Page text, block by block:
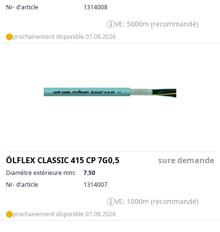
Nr- d'article
1314008
VE: 5000m (recommandé)
prochainement disponible 07.08.2026
ÖLFLEX CLASSIC 415 CP 7G0,5 sure demande
Diamètre extérieure mm:
7.50
Nr- d'article
1314007
VE: 1000m (recommandé)
prochainement disponible 07.08.2026